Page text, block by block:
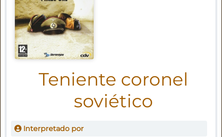
Teniente coronel
soviético
Interpretado por